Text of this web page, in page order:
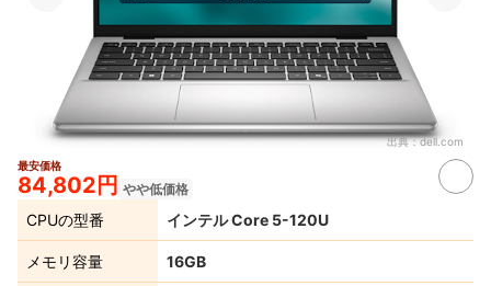
出典：dell.com
最安価格
84,802円 やや低価格
CPUの型番 インテル Core 5-120U
メモリ容量 16GB